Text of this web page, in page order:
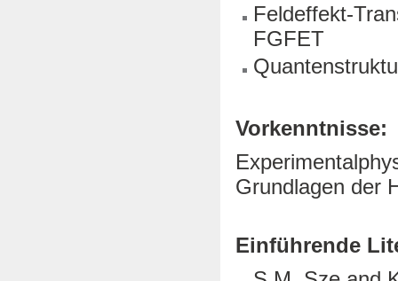
Feldeffekt-
FGFET
Vorkenntnisse:
Grundlagen der
Einführende